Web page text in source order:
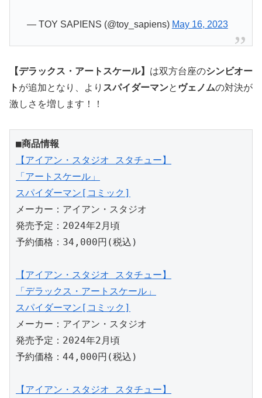
— TOY SAPIENS (@toy_sapiens) May 16, 2023
【デラックス・アートスケール】 は双方台座のシンビオー
ト が追加となり、より スパイダーマンと ヴェノムの対決が
激しさを増します！！
■商品情報
【アイアン・スタジオ スタチュー】
「アートスケール」
スパイダーマン[コミック]
メーカー：アイアン・スタジオ
発売予定：2024年2月頃
予約価格：34,000円(税込)
【アイアン・スタジオ スタチュー】
「デラックス・アートスケール」
スパイダーマン[コミック]
メーカー：アイアン・スタジオ
発売予定：2024年2月頃
予約価格：44,000円(税込)
【アイアン・スタジオ スタチュー】